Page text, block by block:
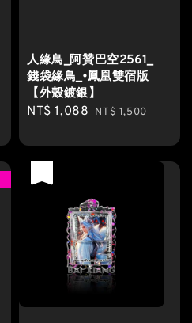
人緣鳥_阿贊巴空2561_
錢袋緣鳥_•鳳凰雙宿版
【外殼鍍銀】
Sale
NT$ 1,088 Regular
NT$ 1,500